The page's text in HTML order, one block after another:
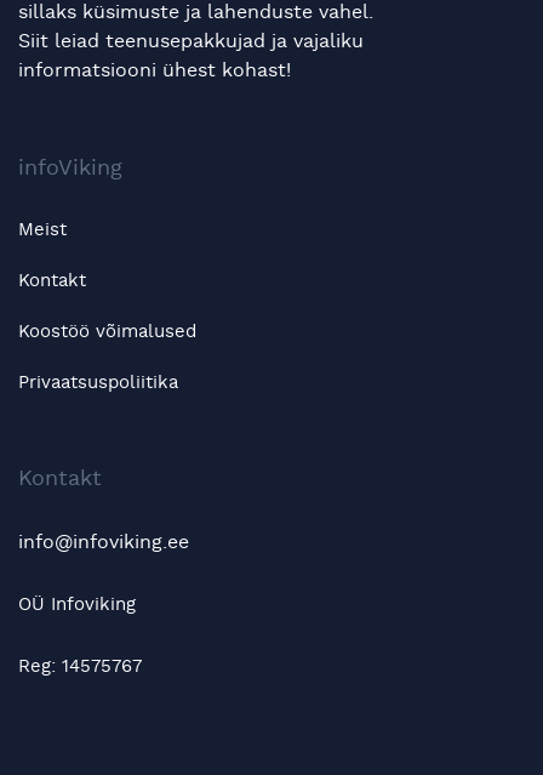
sillaks küsimuste ja lahenduste vahel.
Siit leiad teenusepakkujad ja vajaliku
informatsiooni ühest kohast!
infoViking
Meist
Kontakt
Koostöö võimalused
Privaatsuspoliitika
Kontakt
info@infoviking.ee
OÜ Infoviking
Reg: 14575767